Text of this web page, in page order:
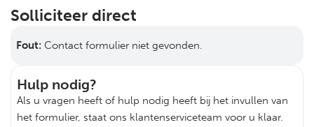
Solliciteer direct
Fout: Contact formulier niet gevonden.
Hulp nodig?
Als u vragen heeft of hulp nodig heeft bij het invullen van
het formulier, staat ons klantenserviceteam voor u klaar.